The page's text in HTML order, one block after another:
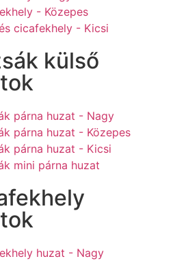
- Közepes
cicafekhely - Kicsi
külső
párna huzat - Nagy
párna huzat - Közepes
párna huzat - Kicsi
mini párna huzat
huzat - Nagy